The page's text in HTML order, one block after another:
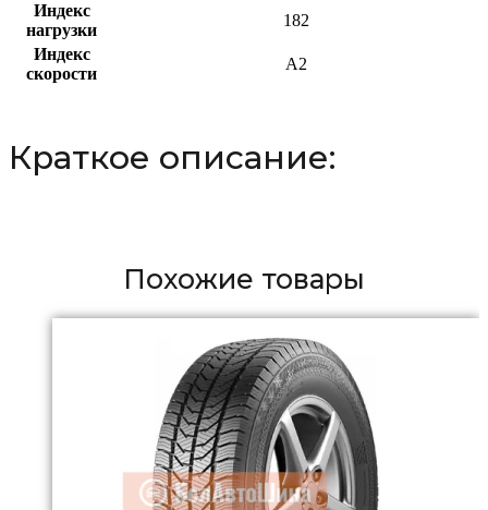
Индекс
нагрузки
182
Индекс
скорости
A2
Краткое описание:
Похожие товары